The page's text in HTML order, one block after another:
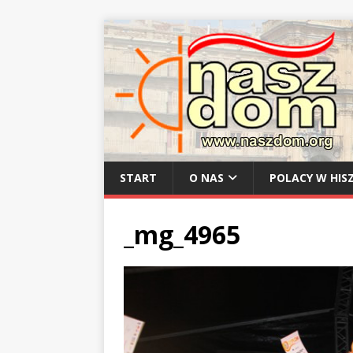
START O NAS POLACY W
_mg_4965